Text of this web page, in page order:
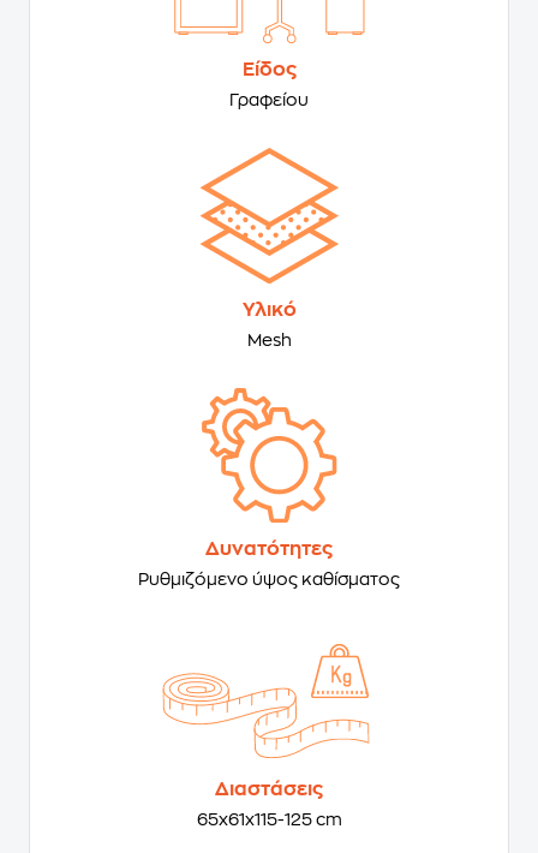
Είδος
Γραφείου
Υλικό
Mesh
Δυνατότητες
Ρυθμιζόμενο ύψος καθίσματος
Διαστάσεις
65x61x115-125 cm